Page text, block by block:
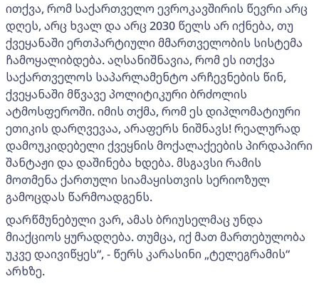
ითქვა, რომ საქართველო ევროკავშირის წევრი არც
დღეს, არც ხვალ და არც 2030 წელს არ იქნება, თუ
ქვეყანაში ერთპარტიული მმართველობის სისტემა
ჩამოყალიბდება. აღსანიშნავია, რომ ეს ითქვა
საქართველოს საპარლამენტო არჩევნების წინ,
ქვეყანაში მწვავე პოლიტიკური ბრძოლის
ატმოსფეროში. იმის თქმა, რომ ეს დიპლომატიური
ეთიკის დარღვევაა, არაფერს ნიშნავს! რეალურად
დამოუკიდებელი ქვეყნის მოქალაქეების პირდაპირი
შანტაჟი და დაშინება ხდება. მსგავსი რამის
მოთმენა ქართული სიამაყისთვის სერიოზულ
გამოცდას წარმოადგენს.
დარწმუნებული ვარ, ამას ბრიუსელმაც უნდა
მიაქციოს ყურადღება. თუმცა, იქ მათ მართებულობა
უკვე დაივიწყეს“, - წერს კარასინი „ტელეგრამის“
არხზე.